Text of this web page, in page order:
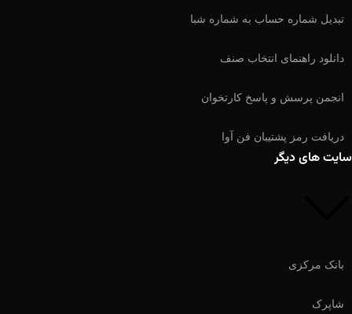
تبدیل شماره حساب به شماره شبا
دانلود راهنمای انتخاب صنف
انجمن پرسش و پاسخ کارتخوان
دریافت رمز پشتیبان فن آوا
سایت های دیگر
بانک مرکزی
شاپرک